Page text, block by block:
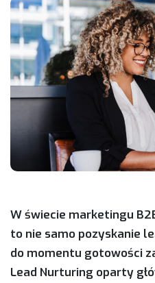
W świecie marketingu
to nie samo pozyskanie
do momentu gotowości
Lead Nurturing oparty